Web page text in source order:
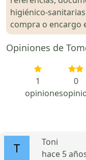
higiénico-
compra o encargo
Opiniones de
1
opiniones
0
Toni
hace 5